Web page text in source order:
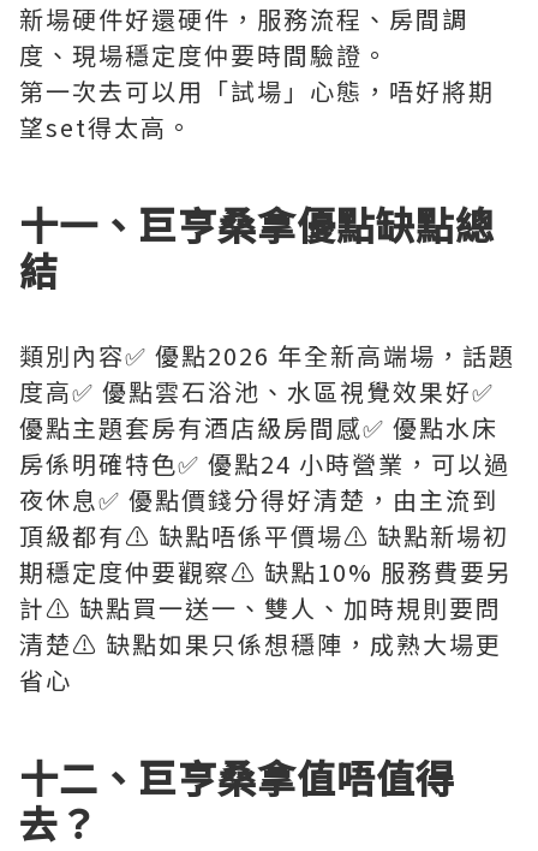
新場硬件好還硬件，服務流程、房間調
度、現場穩定度仲要時間驗證。
第一次去可以用「試場」心態，唔好將期
望set得太高。
十一、巨亨桑拿優點缺點總
結
類別內容✅ 優點2026 年全新高端場，話題
度高✅ 優點雲石浴池、水區視覺效果好✅
優點主題套房有酒店級房間感✅ 優點水床
房係明確特色✅ 優點24 小時營業，可以過
夜休息✅ 優點價錢分得好清楚，由主流到
頂級都有⚠️ 缺點唔係平價場⚠️ 缺點新場初
期穩定度仲要觀察⚠️ 缺點10% 服務費要另
計⚠️ 缺點買一送一、雙人、加時規則要問
清楚⚠️ 缺點如果只係想穩陣，成熟大場更
省心
十二、巨亨桑拿值唔值得
去？